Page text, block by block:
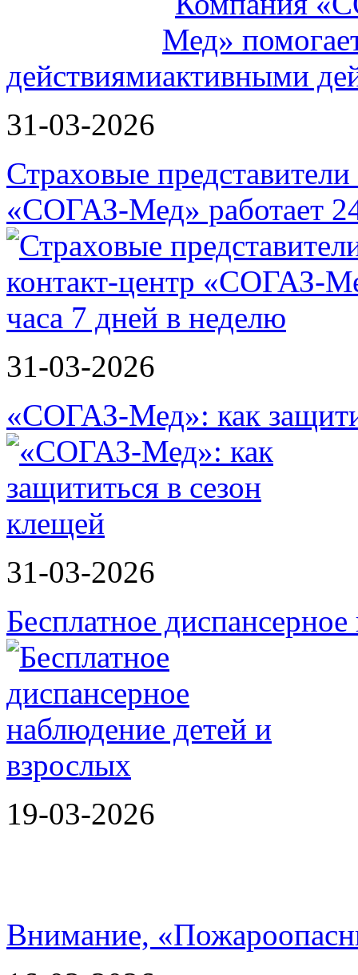
действиями
31-03-2026
Страховые представители
«СОГАЗ-Мед» работает
31-03-2026
«СОГАЗ-Мед»: как
31-03-2026
Бесплатное
19-03-2026
Внимание,